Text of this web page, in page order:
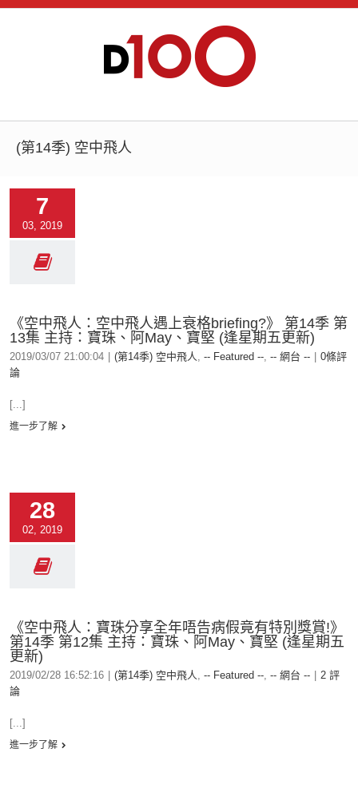
(第14季) 空中飛人
7
03, 2019
《空中飛人：空中飛人遇上衰格briefing?》 第14季 第
13集 主持：寶珠、阿May、寶堅 (逢星期五更新)
2019/03/07 21:00:04 (第14季) 空中飛人, -- Featured --, -- 網台 --
0條評
論
[...]
進一步了解
28
02, 2019
《空中飛人：寶珠分享全年唔告病假竟有特別獎賞!》
第14季 第12集 主持：寶珠、阿May、寶堅 (逢星期五
更新)
2019/02/28 16:52:16 (第14季) 空中飛人, -- Featured --, -- 網台 --
2 評
論
[...]
進一步了解